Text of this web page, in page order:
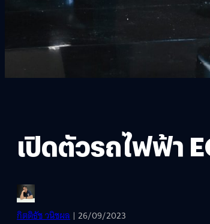
เปิดตัวรถไฟฟ้า
กิตติธัช วนิชผล | 26/09/2023